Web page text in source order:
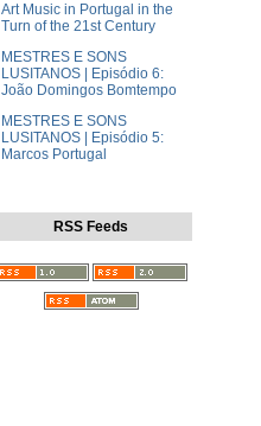
Art Music in Portugal in the
Turn of the 21st Century
MESTRES E SONS
LUSITANOS | Episódio 6:
João Domingos Bomtempo
MESTRES E SONS
LUSITANOS | Episódio 5:
Marcos Portugal
RSS Feeds